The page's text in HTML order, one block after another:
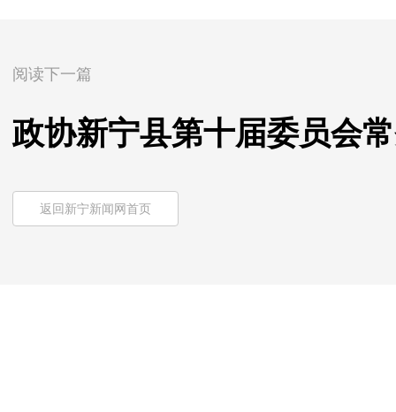
阅读下一篇
政协新宁县第十届委员会
返回新宁新闻网首页